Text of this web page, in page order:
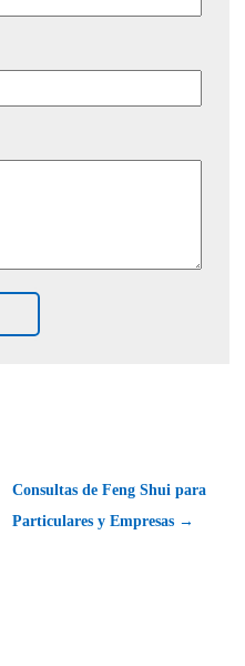
Consultas de Feng Shui para
Particulares y Empresas →